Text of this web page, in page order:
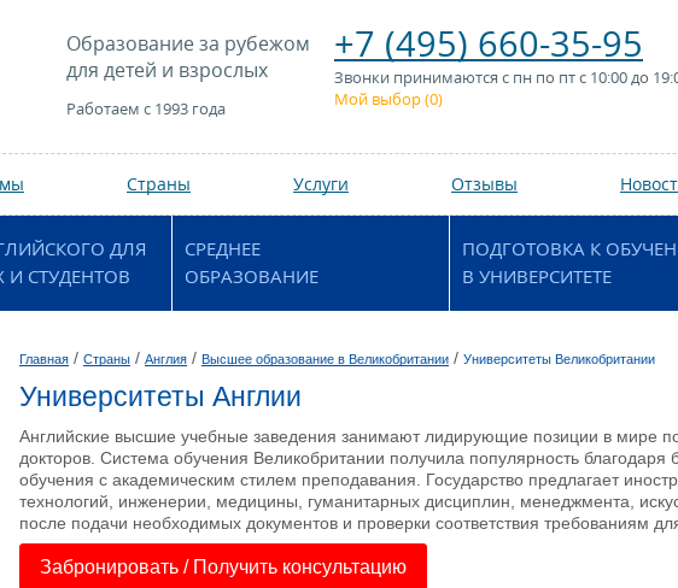
Образование за рубежом
для детей и взрослых
Работаем с 1993 года
+7 (495) 660-35-95
Звонки принимаются с пн по пт с 10:00 до
Мой выбор (0)
Страны Услуги Отзывы
ДЛЯ
И СТУДЕНТОВ
СРЕДНЕЕ
ОБРАЗОВАНИЕ
ПОДГОТОВКА К
В УНИВЕРСИТЕТЕ
Главная / Страны / Англия / Высшее образование в Великобритании / Университеты Великобритании
Университеты Англии
Английские высшие учебные заведения занимают лидирующие позиции в мире
докторов. Система обучения Великобритании получила популярность
обучения с академическим стилем преподавания. Государство предлагает
технологий, инженерии, медицины, гуманитарных дисциплин, менеджмента,
после подачи необходимых документов и проверки соответствия требованиям
Забронировать / Получить консультацию